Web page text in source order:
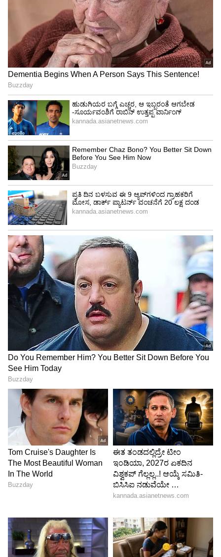
ಕಬ್ಬನ್ ರಸ್ತೆ ಕಡೆಯಿಂದ ಬರುವ ವಾಹನಗಳು: ಕಬ್ಬನ್
ರಸ್ತೆಯಿಂದ ಬರುವ ಸವಾರರು ಕೆ.ಆರ್ ರಸ್ತೆ-ಕಬ್ಬನ್ ರಸ್ತೆ
ಜಂಕ್ಷನ್ ಬಳಿ ಡೈವರ್ಷನ್ ಪಡೆದುಕೊಳ್ಳಬೇಕು. ನಂತರ ಕಬ್ಬನ್
ರಸ್ತೆ ಮತ್ತು ಡಿಕನ್ಸನ್ ರಸ್ತೆ (Dickenson Road) ಮೂಲಕ
ಮುನ್ನಡೆದು, ಬ್ಲೂ ಸ್ಟೋನ್ (Blue Stone) ಜಂಕ್ಷನ್ ಮೂಲಕ
ಸೇಂಟ್ ಜಾನ್ಸ್ ರಸ್ತೆಯನ್ನು ತಲುಪಬಹುದು.
ಡಿಸ್ಪೆನ್ಸರಿ ರಸ್ತೆ ಕಡೆಯಿಂದ ಬರುವ ವಾಹನಗಳು: ಡಿಸ್ಪೆನ್ಸರಿ
ರಸ್ತೆಯ (Dispensary Road - ಆಲಿಸ್ ಜಂಕ್ಷನ್)
ಕಡೆಯಿಂದ ಬರುವ ವಾಹನ ಸವಾರರು ಡಿಕನ್ಸನ್ ರಸ್ತೆಯನ್ನು
ಹಿಡಿದು, ಮುಂದೆ ಸೇಂಟ್ ಜಾನ್ಸ್ ರಸ್ತೆ ಮಾರ್ಗವಾಗಿ
ಚಲಿಸಬೇಕಾಗುತ್ತದೆ.
ಸಾರ್ವಜನಿಕರಿಗೆ ಪೊಲೀಸರ ಮನವಿ
ಮುಂದಿನ 60 ದಿನಗಳ ಕಾಲ ಈ ಭಾಗದಲ್ಲಿ ಭಾರಿ ಟ್ರಾಫಿಕ್
ದಟ್ಟಣೆ ಉಂಟಾಗುವ ಸಾಧ್ಯತೆ ಇರುವುದರಿಂದ, ವಾಹನ
ಸವಾರರು ರಸ್ತೆಯಲ್ಲಿ ಅಳವಡಿಸಲಾಗಿರುವ ಸಂಚಾರ ಸೂಚನಾ
ಫಲಕಗಳನ್ನು (Traffic Signage) ಕಟ್ಟುನಿಟ್ಟಾಗಿ
ಪಾಲಿಸಬೇಕು. ಜೊತೆಗೆ ನಿಯೋಜನೆಗೊಂಡಿರುವ ಸಂಚಾರಿ
ಪೊಲೀಸ್ ಸಿಬ್ಬಂದಿಯೊಂದಿಗೆ ಸಂಪೂರ್ಣವಾಗಿ
ಸಹಕರಿಸಬೇಕೆಂದು ಜಂಟಿ ಸಂಚಾರಿ ಪೊಲೀಸ್ ಕಮಿಷನರ್
ಪ್ರಕಟಣೆಯಲ್ಲಿ ವಿನಂತಿಸಿದ್ದಾರೆ.